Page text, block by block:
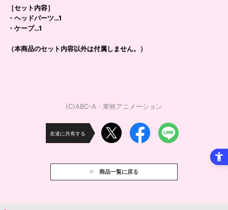
［セット内容］
・ヘッドパーツ…1
・ケープ…1
（本商品のセット内容以外は付属しません。）
(C)ABC-A・東映アニメーション
友達に共有する
商品一覧に戻る